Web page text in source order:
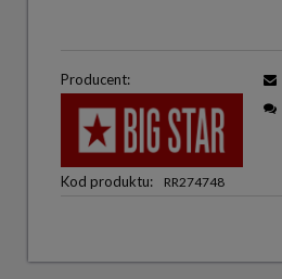
Producent:
Kod produktu: RR274748